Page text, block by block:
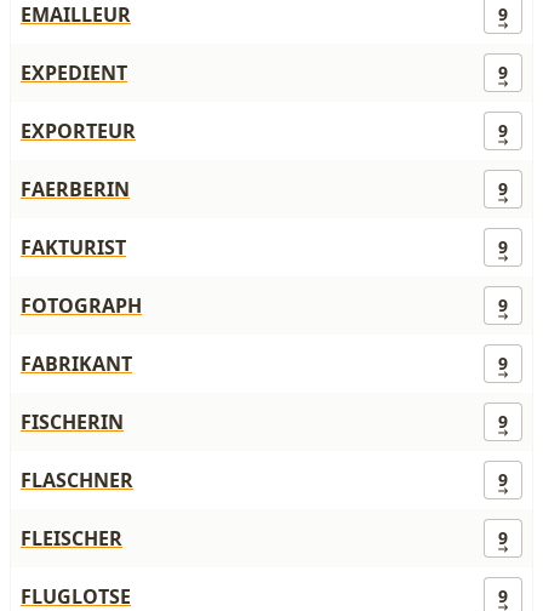
EMAILLEUR 9
EXPEDIENT 9
EXPORTEUR 9
FAERBERIN 9
FAKTURIST 9
FOTOGRAPH 9
FABRIKANT 9
FISCHERIN 9
FLASCHNER 9
FLEISCHER 9
FLUGLOTSE 9